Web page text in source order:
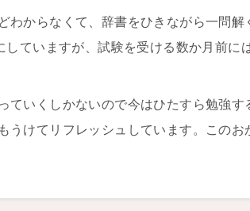
わからなくて、辞書をひきながら一問
していますが、試験を受ける数か月前に
ていくしかないので今はひたすら勉強
うけてリフレッシュしています。このお